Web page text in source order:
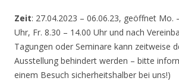
Zeit: 27.04.2023 – 06.06.23, geöffnet Mo.
Uhr, Fr. 8.30 – 14.00 Uhr und nach
Tagungen oder Seminare kann zeitweise
Ausstellung behindert werden – bitte
einem Besuch sicherheitshalber bei uns!)